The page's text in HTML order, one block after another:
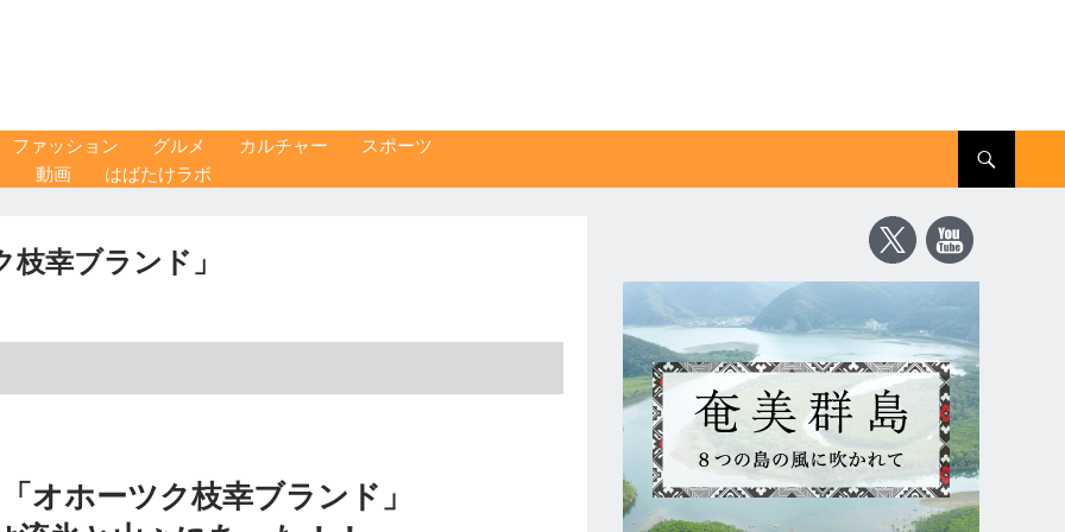
ファッション グルメ カルチャー
スポーツ
動画 はばたけラボ
幸ブランド」
オホーツク枝幸ブランド」